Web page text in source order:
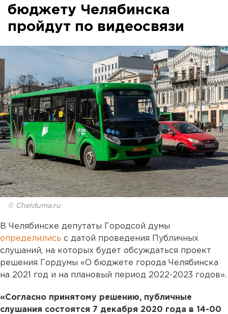
бюджету Челябинска
пройдут по видеосвязи
© Chelduma.ru
В Челябинске депутаты Городсой думы
определились с датой проведения Публичных
слушаний, на которых будет обсуждаться проект
решения Гордумы «О бюджете города Челябинска
на 2021 год и на плановый период 2022-2023 годов».
«Согласно принятому решению, публичные
слушания состоятся 7 декабря 2020 года в 14-00